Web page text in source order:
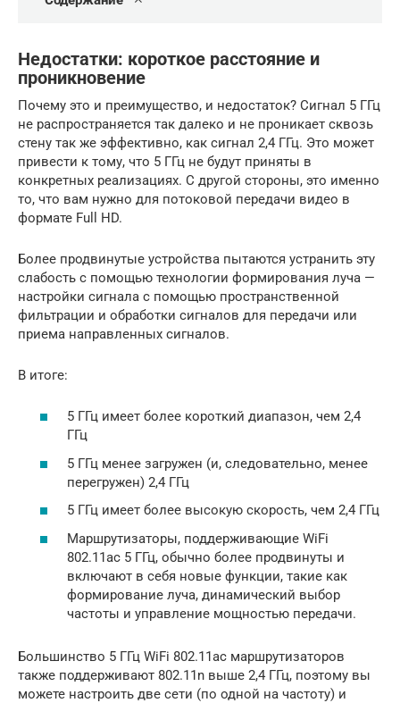
Недостатки: короткое расстояние и
проникновение
Почему это и преимущество, и недостаток? Сигнал 5 ГГц
не распространяется так далеко и не проникает сквозь
стену так же эффективно, как сигнал 2,4 ГГц. Это может
привести к тому, что 5 ГГц не будут приняты в
конкретных реализациях. С другой стороны, это именно
то, что вам нужно для потоковой передачи видео в
формате Full HD.
Более продвинутые устройства пытаются устранить эту
слабость с помощью технологии формирования луча —
настройки сигнала с помощью пространственной
фильтрации и обработки сигналов для передачи или
приема направленных сигналов.
В итоге:
5 ГГц имеет более короткий диапазон, чем 2,4
ГГц
5 ГГц менее загружен (и, следовательно, менее
перегружен) 2,4 ГГц
5 ГГц имеет более высокую скорость, чем 2,4 ГГц
Маршрутизаторы, поддерживающие WiFi
802.11ac 5 ГГц, обычно более продвинуты и
включают в себя новые функции, такие как
формирование луча, динамический выбор
частоты и управление мощностью передачи.
Большинство 5 ГГц WiFi 802.11ac маршрутизаторов
также поддерживают 802.11n выше 2,4 ГГц, поэтому вы
можете настроить две сети (по одной на частоту) и